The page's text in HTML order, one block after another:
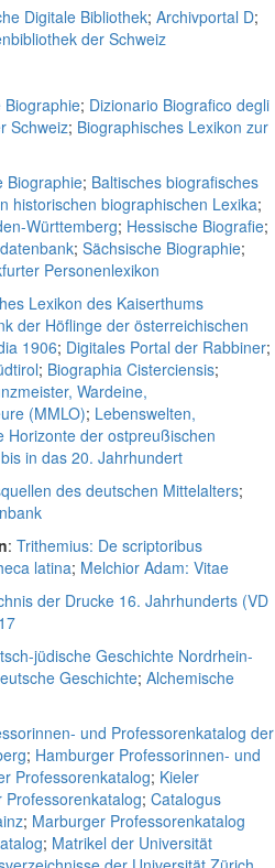
Digitale Bibliothek; Archivportal D;
der Schweiz
Biographie; Dizionario Biografico degli
Schweiz; Biographisches Lexikon zur
Biographie; Baltisches biografisches
historischen biographischen Lexika;
Württemberg; Hessische Biografie;
; Sächsische Biographie;
Personenlexikon
Lexikon des Kaiserthums
der Höflinge der österreichischen
1906; Digitales Portal der Rabbiner;
; Biographia Cisterciensis;
Wardeine,
(MMLO); Lebenswelten,
Horizonte der ostpreußischen
in das 20. Jahrhundert
des deutschen Mittelalters;
: Trithemius: De scriptoribus
latina; Melchior Adam: Vitae
der Drucke 16. Jahrhunderts (VD
jüdische Geschichte Nordrhein-
Geschichte; Alchemische
und Professorenkatalog der
; Hamburger Professorinnen- und
Professorenkatalog; Kieler
Professorenkatalog; Catalogus
; Marburger Professorenkatalog
; Matrikel der Universität